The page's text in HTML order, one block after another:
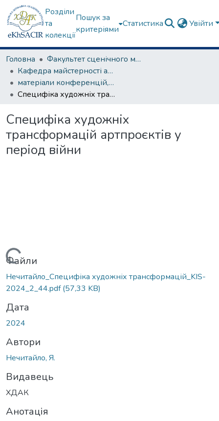
Розділи
та
колекції
Пошук за
критеріями
Статистика Увійти
Головна
Факультет сценічного мистецтва
Кафедра майстерності актора
матеріали конференцій, семінарів, круглих столів та ін.
Специфіка художніх трансформацій артпроєктів у період війни
Специфіка художніх
трансформацій артпроєктів у
період війни
Вантажиться...
Файли
Нечитайло_Специфіка художніх трансформацій_KIS-
2024_2_44.pdf(57,33 KB)
Дата
2024
Автори
Нечитайло, Я.
Видавець
ХДАК
Анотація